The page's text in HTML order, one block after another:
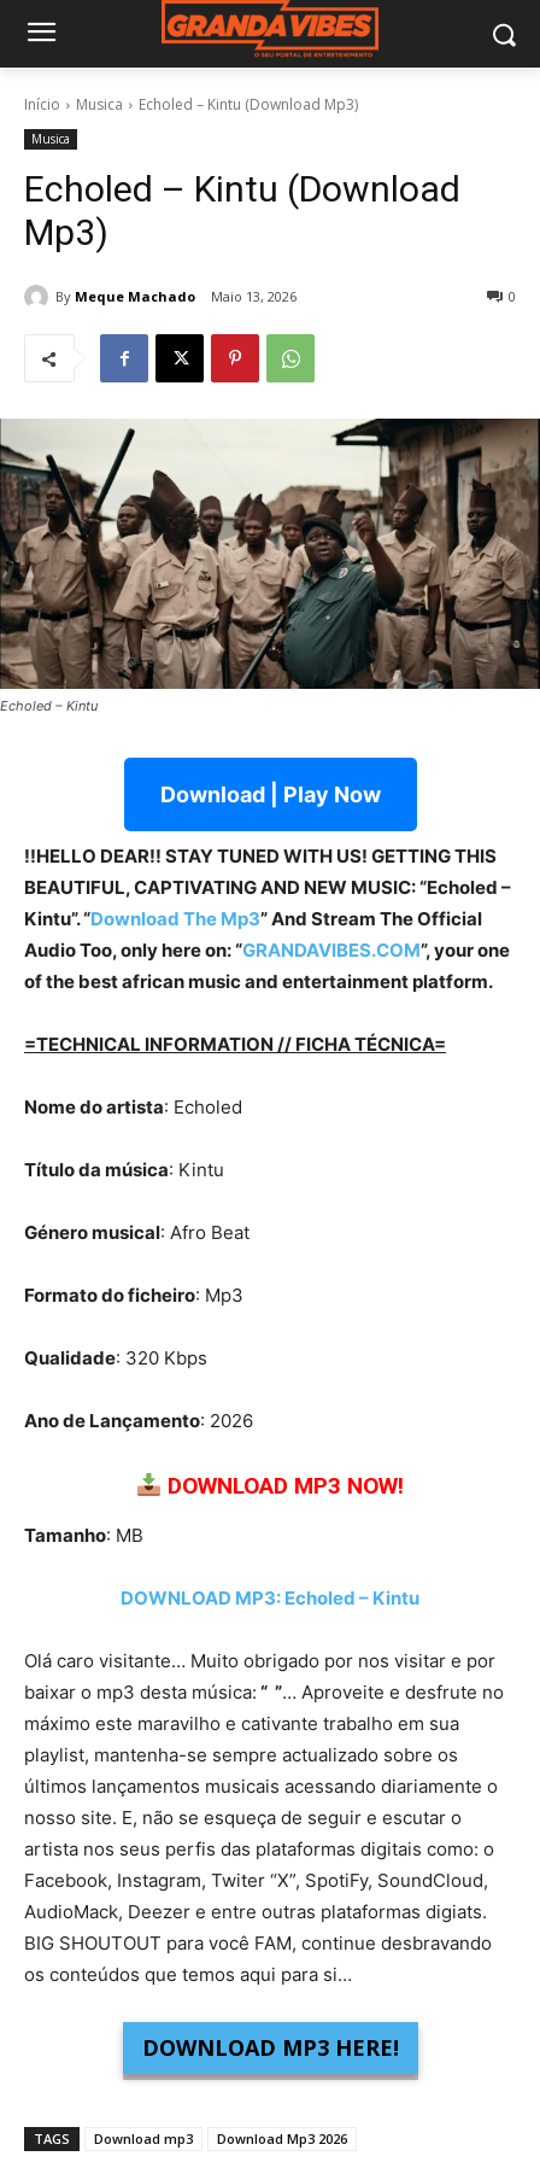
Início Musica Echoled – Kintu (Download Mp3)
Musica
Echoled – Kintu (Download
Mp3)
By Meque Machado Maio 13, 2026 0
Echoled – Kintu
Download | Play Now
!!HELLO DEAR!! STAY TUNED WITH US! GETTING THIS
BEAUTIFUL, CAPTIVATING AND NEW MUSIC: “Echoled –
Kintu”. “Download The Mp3” And Stream The Official
Audio Too, only here on: “GRANDAVIBES.COM”, your one
of the best african music and entertainment platform.
=TECHNICAL INFORMATION // FICHA TÉCNICA=
Nome do artista: Echoled
Título da música: Kintu
Género musical: Afro Beat
Formato do ficheiro: Mp3
Qualidade: 320 Kbps
Ano de Lançamento: 2026
DOWNLOAD MP3 NOW!
Tamanho: MB
DOWNLOAD MP3: Echoled – Kintu
Olá caro visitante… Muito obrigado por nos visitar e por
baixar o mp3 desta música: “ ”… Aproveite e desfrute no
máximo este maravilho e cativante trabalho em sua
playlist, mantenha-se sempre actualizado sobre os
últimos lançamentos musicais acessando diariamente o
nosso site. E, não se esqueça de seguir e escutar o
artista nos seus perfis das plataformas digitais como: o
Facebook, Instagram, Twiter “X”, SpotiFy, SoundCloud,
AudioMack, Deezer e entre outras plataformas digiats.
BIG SHOUTOUT para você FAM, continue desbravando
os conteúdos que temos aqui para si…
DOWNLOAD MP3 HERE!
TAGS Download mp3 Download Mp3 2026